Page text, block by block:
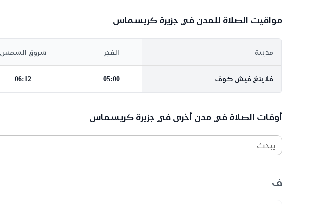
مواقيت الصلاة للمدن في جزيرة كريسماس
مدينة الفجر شروق الشمس
فلاينغ فيش كوف 05:00
06:12
أوقات الصلاة في مدن أخرى في جزيرة كريسماس
يبحث
ف